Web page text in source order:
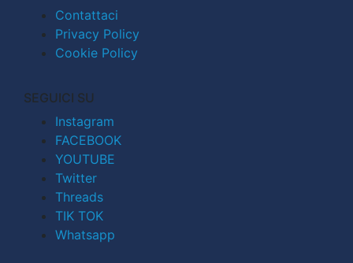
Contattaci
Privacy Policy
Cookie Policy
SEGUICI SU
Instagram
FACEBOOK
YOUTUBE
Twitter
Threads
TIK TOK
Whatsapp